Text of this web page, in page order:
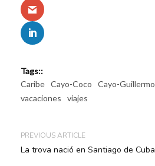
Tags::
Caribe Cayo-Coco Cayo-Guillermo
vacaciones
viajes
PREVIOUS ARTICLE
La trova nació en Santiago de Cuba